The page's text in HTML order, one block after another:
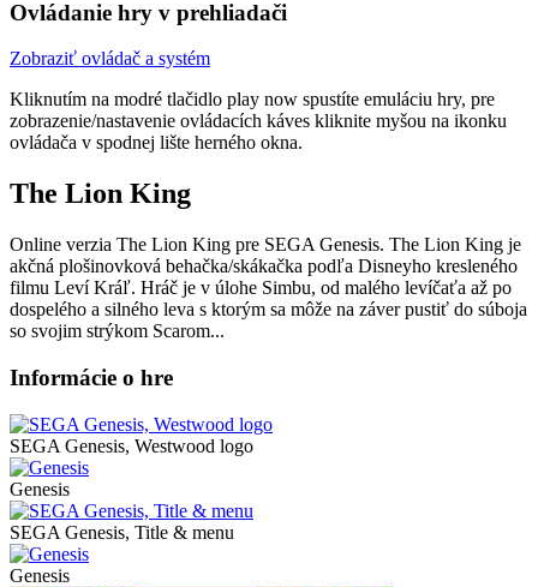
Ovládanie hry v prehliadači
Zobraziť ovládač a systém
Kliknutím na modré tlačidlo play now spustíte emuláciu hry, pre
zobrazenie/nastavenie ovládacích káves kliknite myšou na ikonku
ovládača v spodnej lište herného okna.
The Lion King
Online verzia The Lion King pre SEGA Genesis. The Lion King je
akčná plošinovková behačka/skákačka podľa Disneyho kresleného
filmu Leví Kráľ. Hráč je v úlohe Simbu, od malého levíčaťa až po
dospelého a silného leva s ktorým sa môže na záver pustiť do súboja
so svojim strýkom Scarom...
Informácie o hre
SEGA Genesis, Westwood logo
Genesis
SEGA Genesis, Title & menu
Genesis